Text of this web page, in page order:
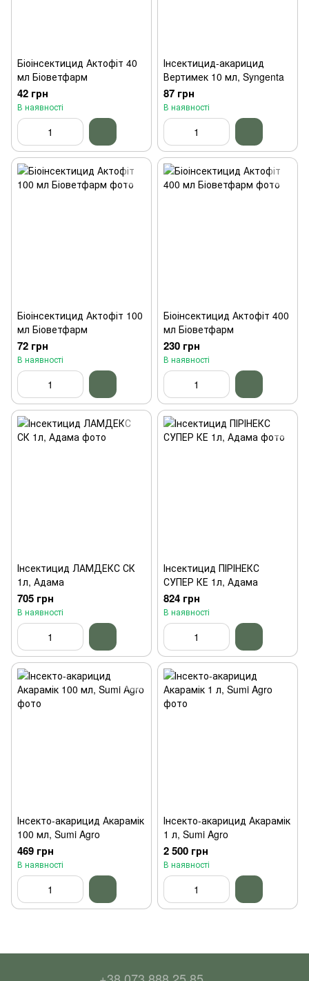
Біоінсектицид Актофіт 40
мл Біоветфарм
42 грн
В наявності
Інсектицид-акарицид
Вертимек 10 мл, Syngenta
87 грн
В наявності
Біоінсектицид Актофіт 100
мл Біоветфарм
72 грн
В наявності
Біоінсектицид Актофіт 400
мл Біоветфарм
230 грн
В наявності
Інсектицид ЛАМДЕКС СК
1л, Адама
705 грн
В наявності
Інсектицид ПІРІНЕКС
СУПЕР КЕ 1л, Адама
824 грн
В наявності
Інсекто-акарицид Акарамік
100 мл, Sumi Agro
469 грн
В наявності
Інсекто-акарицид Акарамік
1 л, Sumi Agro
2 500 грн
В наявності